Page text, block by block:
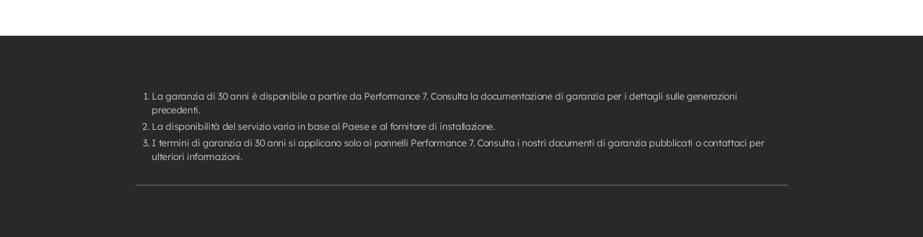
La garanzia di 30 anni è disponibile a partire da Performance 7. Consulta la documentazione di garanzia per i dettagli sulle generazioni
precedenti.
La disponibilità del servizio varia in base al Paese e al fornitore di installazione.
I termini di garanzia di 30 anni si applicano solo ai pannelli Performance 7. Consulta i nostri documenti di garanzia pubblicati o contattaci per
ulteriori informazioni.